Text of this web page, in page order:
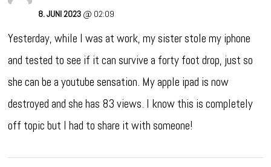
8. JUNI 2023 @ 02:09
Yesterday, while I was at work, my sister stole my iphone
and tested to see if it can survive a forty foot drop, just so
she can be a youtube sensation. My apple ipad is now
destroyed and she has 83 views. I know this is completely
off topic but I had to share it with someone!